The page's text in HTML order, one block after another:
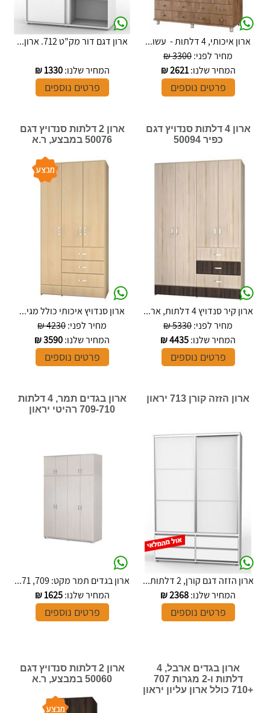
ארון איכותי, 4 דלתות - עשו...
מחיר לפני:3300 ₪
המחיר שלנו:2621
₪
פרטים נוספים
ארון דגם דור מק"ט 712. ארון...
המחיר שלנו:1330
₪
פרטים נוספים
ארון 4 דלתות סנדויץ דגם
כפיר 50094
ארון קיר סנדויץ 4 דלתות, אר...
מחיר לפני:5330 ₪
המחיר שלנו:4435
₪
פרטים נוספים
ארון 2 דלתות סנדויץ דגם
50076 במבצע, ר.א
ארון סנדויץ איכותי כולל מגי...
מחיר לפני:4230 ₪
המחיר שלנו:3590
₪
פרטים נוספים
ארון הזזה קורן 713 יראון
ארון הזזה דגם קורן, 2 דלתות...
המחיר שלנו:2368
₪
פרטים נוספים
ארון בגדים תמר, 4 דלתות
709-710 רהיטי יראון
ארון בגדים תמר מקט: 709, 71...
המחיר שלנו:1625
₪
פרטים נוספים
ארון בגדים ארבל, 4
דלתות ו-2 מגרות 707
+710 כולל ארון עליון יראון
ארון 2 דלתות סנדויץ דגם
50060 במבצע, ר.א